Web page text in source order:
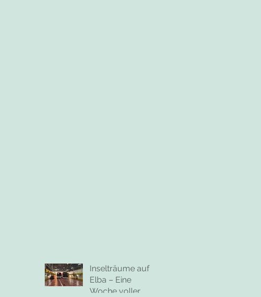
Inselträume auf
Elba – Eine
Woche voller